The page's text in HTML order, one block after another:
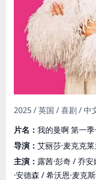
2025 / 英国 / 喜剧 / 中
片名： 我的曼啊 第一
导演： 艾丽莎·麦克克
主演： 露茜·彭奇 / 乔
·安德森 / 希沃恩·麦克